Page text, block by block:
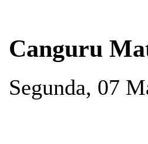
Canguru
Segunda, 07